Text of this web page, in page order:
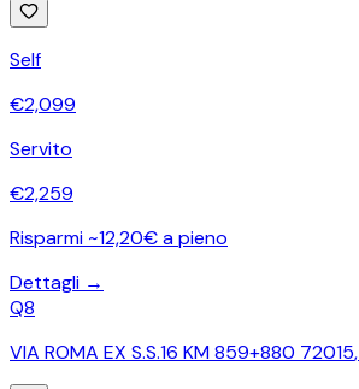
Self
€2,099
Servito
€2,259
Risparmi ~12,20€ a pieno
Dettagli →
Q8
VIA ROMA EX S.S.16 KM 859+880 72015,